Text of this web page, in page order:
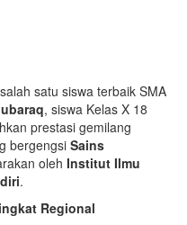
satu siswa terbaik SMA
, siswa Kelas X 18
prestasi gemilang
bergengsi Sains
oleh Institut Ilmu
.
Regional